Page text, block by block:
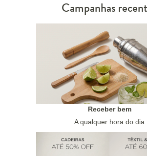
Campanhas
Receber bem
A qualquer hora do dia